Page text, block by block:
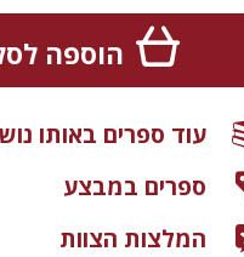
הוספה
עוד ספרים באותו
ספרים במבצע
המלצות הצוות